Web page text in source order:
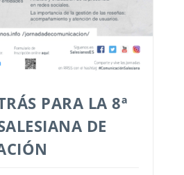
PARA LA 8ª
DE